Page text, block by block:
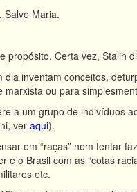
Salve Maria.
Certa vez, Stalin
inventam conceitos,
marxista ou para
a um grupo de indivíduos
ver aqui).
em “raças” nem tentar
e o Brasil com as “cotas
etc.